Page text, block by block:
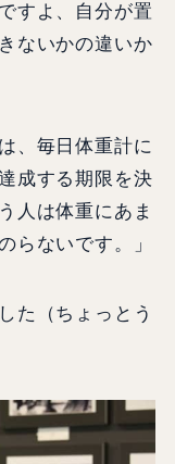
すよ、自分が置
ないかの違いか
、毎日体重計に
成する期限を決
人は体重にあま
らないです。」
た（ちょっとう